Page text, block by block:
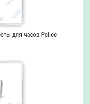
для часов Police